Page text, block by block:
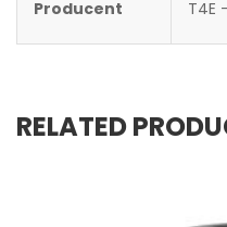
Producent T4E
RELATED